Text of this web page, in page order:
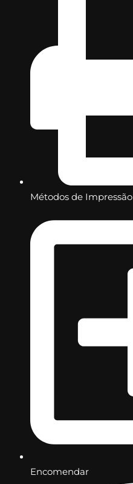
Métodos de Impressão
Encomendar